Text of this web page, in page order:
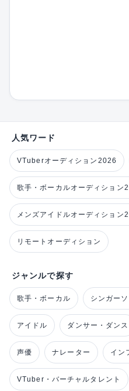
人気ワード
VTuberオーディション2026
歌手・ボーカルオーディション
メンズアイドルオーディション
リモートオーディション
ジャンルで探す
歌手・ボーカル シンガー
アイドル ダンサー・ダンス
声優 ナレーター イン
VTuber・バーチャルタレント